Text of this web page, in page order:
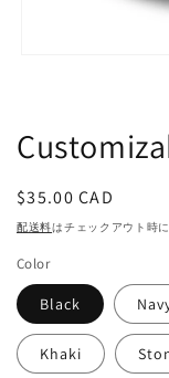
で
メ
ィ
ア
を
通
常
$35.00 CAD
配送料はチェックアウト時
Color
Black
Khaki